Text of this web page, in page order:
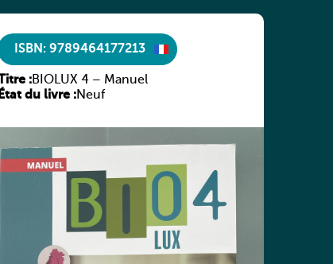
ISBN: 9789464177213
Titre :BIOLUX 4 – Manuel
État du livre :Neuf